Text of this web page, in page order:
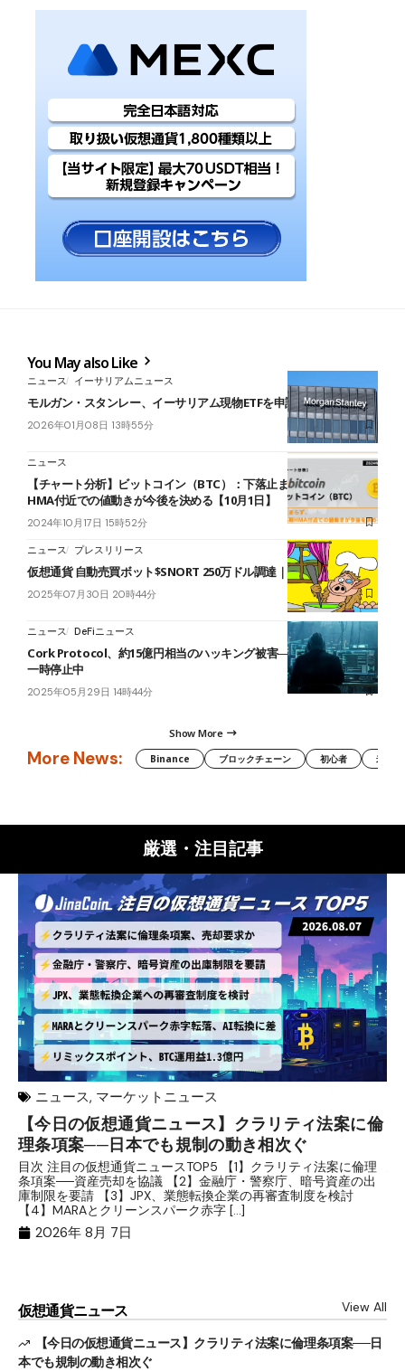
You May also Like
ニュース イーサリアムニュース
モルガン・スタンレー、イーサリアム現物ETFを申請
2026年01月08日 13時55分
ニュース
【チャート分析】ビットコイン（BTC）：下落止まらず、日足長期
HMA付近での値動きが今後を決める【10月1日】
2024年10月17日 15時52分
ニュース プレスリリース
仮想通貨 自動売買ボット$SNORT 250万ドル調達｜好調の理由とは
2025年07月30日 20時44分
ニュース DeFiニュース
Cork Protocol、約15億円相当のハッキング被害──全マーケットを
一時停止中
2025年05月29日 14時44分
Show More
More News: Binance ブロックチェーン 初心者 米国
厳選・注目記事
ニュース, マーケットニュース
【今日の仮想通貨ニュース】クラリティ法案に倫
理条項案──日本でも規制の動き相次ぐ
目次 注目の仮想通貨ニュースTOP5 【1】クラリティ法案に倫理
条項案──資産売却を協議 【2】金融庁・警察庁、暗号資産の出
庫制限を要請 【3】JPX、業態転換企業の再審査制度を検討
【4】MARAとクリーンスパーク赤字 […]
2026年 8月 7日
仮想通貨ニュース View All
【今日の仮想通貨ニュース】クラリティ法案に倫理条項案──日
本でも規制の動き相次ぐ